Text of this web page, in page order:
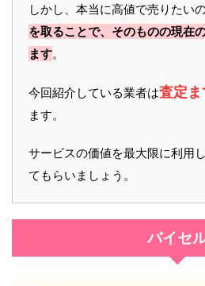
しかし、本当に高値で売りたい
を取ることで、そのものの現在
ます。
今回紹介している業者は査定
ます。
サービスの価値を最大限に利用
てもらいましょう。
バイセ